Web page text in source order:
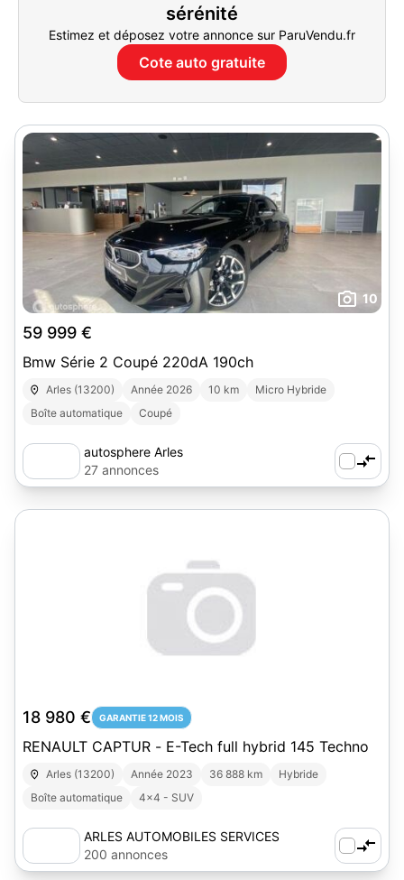
sérénité
Estimez et déposez votre annonce sur ParuVendu.fr
Cote auto gratuite
10
59 999 €
Bmw Série 2 Coupé 220dA 190ch
Arles (13200) Année 2026 10 km
Micro Hybride
Boîte automatique
Coupé
autosphere Arles
27 annonces
18 980 € GARANTIE 12 MOIS
RENAULT CAPTUR - E-Tech full hybrid 145 Techno
Arles (13200) Année 2023 36 888 km
Hybride
Boîte automatique
4x4 - SUV
ARLES AUTOMOBILES SERVICES
200 annonces